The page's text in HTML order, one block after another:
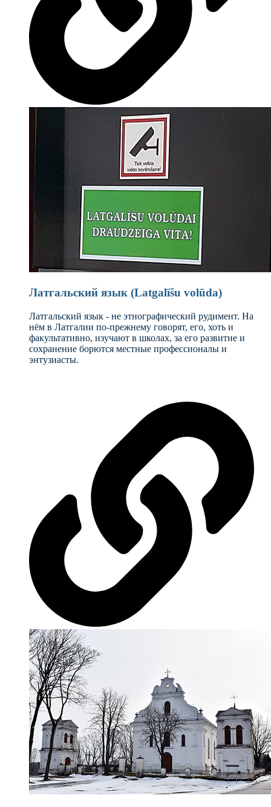
Латгальский язык (Latgalīšu volūda)
Латгальский язык - не этнографический рудимент. На
нём в Латгалии по-прежнему говорят, его, хоть и
факультативно, изучают в школах, за его развитие и
сохранение борются местные профессионалы и
энтузиасты.